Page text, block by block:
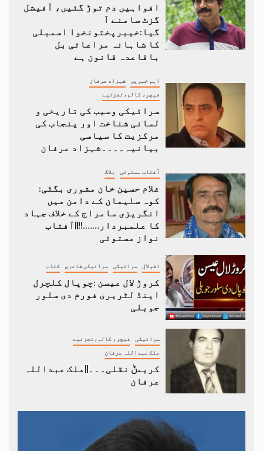
افواہیں دم توڑ گئیں، آفیشل
گزٹ سامنے آ
گیا:خیبرپختونخوا اسمبلی
کا شاہانہ مراعاتی بل
باقاعدہ قانون ہے
اہم خبریں شہزاد عرفان
فیچر، کالم،تجزئیے
سرائیکی وسیب کی تاریخی و
لسانی شناخت اور پنجاب کی
مرکزیت کا سیاسی
بیانیہ۔۔۔۔شہزاد عرفان
آفتاب مستوئی بلاگ
غلام حسین خان مشوری بگٹی:
کوہ سلیمان کے دامن میں
انگریزی سامراج کے خلاف جہاد
کا علمبردار…….!!||آفتاب
نواز مستوئی
اشولال سرائیکی سرائیکی شاعری کتاب
کروڑ لال عیسن :چوپال کلچرل
اینڈ لٹریری فورم دی سلور
جوبلی
سرائیکی فیچر، کالم،تجزئیے
ملک عبداللہ عرفان
کریمݨ نقلی۔۔۔||ملک عبداللہ
عرفان